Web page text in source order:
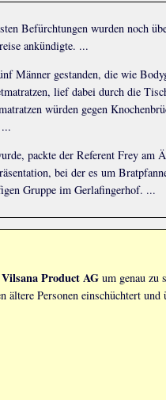
Befürchtungen wurden noch
ankündigte. ...
Männer gestanden, die wie
lief dabei durch die
würden gegen
packte der Referent Frey am
bei der es um
Gruppe im Gerlafingerhof. ...
Vilsana Product AG um genau zu
Personen einschüchtert und